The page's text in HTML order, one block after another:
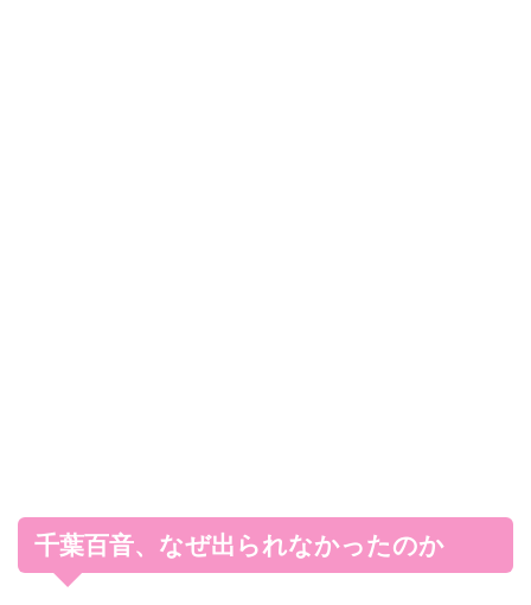
千葉百音、なぜ出られなかったのか